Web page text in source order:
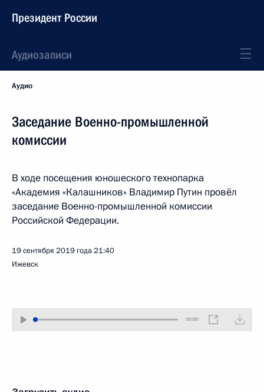
Президент России
Аудиозаписи
Аудио
Заседание Военно-промышленной
комиссии
В ходе посещения юношеского технопарка
«Академия «Калашников» Владимир Путин провёл
заседание Военно-промышленной комиссии
Российской Федерации.
19 сентября 2019 года21:40
Ижевск
00:00